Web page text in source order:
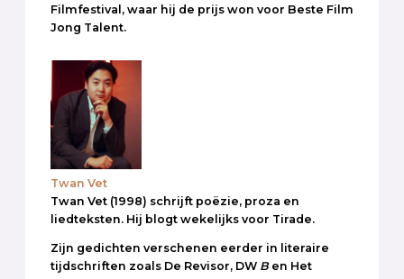
Filmfestival, waar hij de prijs won voor Beste Film
Jong Talent.
Twan Vet
Twan Vet (1998) schrijft poëzie, proza en
liedteksten. Hij blogt wekelijks voor Tirade.
Zijn gedichten verschenen eerder in literaire
tijdschriften zoals De Revisor, DW B en Het